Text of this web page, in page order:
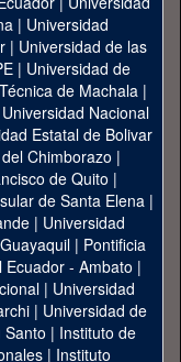
| Universidad
| Universidad de las
| Universidad de
de Machala|
Universidad Nacional
Estatal de Bolivar
Chimborazo |
de Quito |
de Santa Elena|
| Universidad
| Pontificia
Ecuador - Ambato |
| Universidad
| Universidad de
Santo | Instituto de
| Instituto